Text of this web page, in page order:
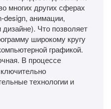
многих других сферах
design, анимации,
Что позволяет
широкому кругу
графикой.
В процессе
технологии и